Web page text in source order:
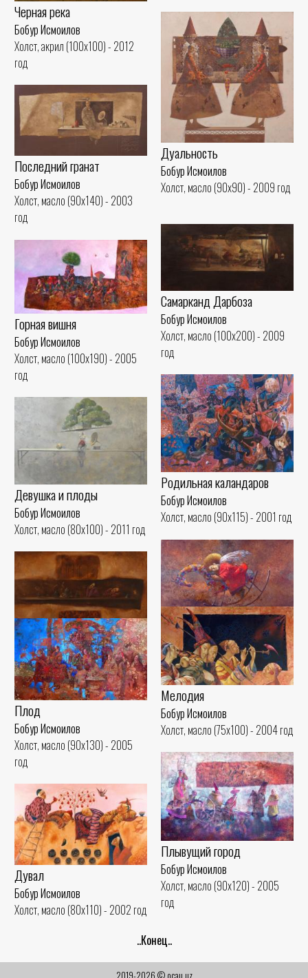
Черная река
Бобур Исмоилов
Холст, акрил (100x100) - 2012
год
Дуальность
Бобур Исмоилов
Холст, масло (90x90) - 2009 год
Последний гранат
Бобур Исмоилов
Холст, масло (90x140) - 2003
год
Самарканд Дарбоза
Бобур Исмоилов
Холст, масло (100x200) - 2009
год
Горная вишня
Бобур Исмоилов
Холст, масло (100x190) - 2005
год
Родильная каландаров
Бобур Исмоилов
Холст, масло (90x115) - 2001 год
Девушка и плоды
Бобур Исмоилов
Холст, масло (80x100) - 2011 год
Cон
Бобур Исмоилов
Холст, масло (60x80) - 2006 год
Ожидание
Бобур Исмоилов
Холст, масло (75x100) - 2003 год
Мелодия
Бобур Исмоилов
Холст, масло (75x100) - 2004 год
Плод
Бобур Исмоилов
Холст, масло (90x130) - 2005
год
Плывущий город
Бобур Исмоилов
Холст, масло (90x120) - 2005
год
Дувал
Бобур Исмоилов
Холст, масло (80x110) - 2002 год
..Конец..